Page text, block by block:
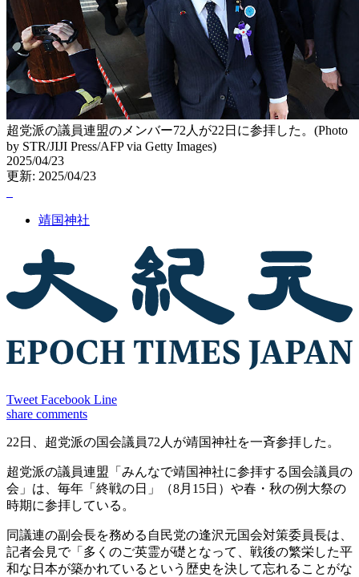
超党派の議員連盟のメンバー72人が22日に参拝した。(Photo
by STR/JIJI Press/AFP via Getty Images)
2025/04/23
更新: 2025/04/23
靖国神社
Tweet Facebook Line
share comments
22日、超党派の国会議員72人が靖国神社を一斉参拝した。
超党派の議員連盟「みんなで靖国神社に参拝する国会議員の
会」は、毎年「終戦の日」（8月15日）や春・秋の例大祭の
時期に参拝している。
同議連の副会長を務める自民党の逢沢元国会対策委員長は、
記者会見で「多くのご英霊が礎となって、戦後の繁栄した平
和な日本が築かれているという歴史を決して忘れることがな